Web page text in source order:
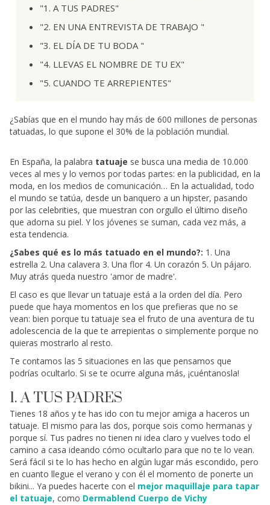
"1. A TUS PADRES"
"2. EN UNA ENTREVISTA DE TRABAJO "
"3. EL DÍA DE TU BODA "
"4. LLEVAS EL NOMBRE DE TU EX"
"5. CUANDO TE ARREPIENTES"
¿Sabías que en el mundo hay más de 600 millones de personas
tatuadas, lo que supone el 30% de la población mundial.
En España, la palabra tatuaje se busca una media de 10.000
veces al mes y lo vemos por todas partes: en la publicidad, en la
moda, en los medios de comunicación… En la actualidad, todo
el mundo se tatúa, desde un banquero a un hipster, pasando
por las celebrities, que muestran con orgullo el último diseño
que adorna su piel. Y los jóvenes se suman, cada vez más, a
esta tendencia.
¿Sabes qué es lo más tatuado en el mundo?: 1. Una
estrella 2. Una calavera 3. Una flor 4. Un corazón 5. Un pájaro.
Muy atrás queda nuestro 'amor de madre'.
El caso es que llevar un tatuaje está a la orden del día. Pero
puede que haya momentos en los que prefieras que no se
vean: bien porque tu tatuaje sea el fruto de una aventura de tu
adolescencia de la que te arrepientas o simplemente porque no
quieras mostrarlo al resto.
Te contamos las 5 situaciones en las que pensamos que
podrías ocultarlo. Si se te ocurre alguna más, ¡cuéntanosla!
1. A TUS PADRES
Tienes 18 años y te has ido con tu mejor amiga a haceros un
tatuaje. El mismo para las dos, porque sois como hermanas y
porque sí. Tus padres no tienen ni idea claro y vuelves todo el
camino a casa ideando cómo ocultarlo para que no te lo vean.
Será fácil si te lo has hecho en algún lugar más escondido, pero
en cuanto llegue el verano y con él el momento de ponerte un
bikini... Ya puedes hacerte con el mejor maquillaje para tapar
el tatuaje, como Dermablend Cuerpo de Vichy